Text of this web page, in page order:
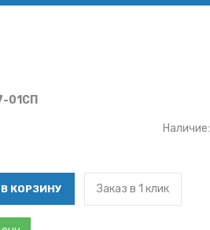
01СП
Наличие:
Заказ в 1 клик